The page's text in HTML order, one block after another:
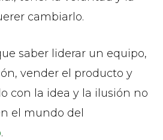
cambiarlo.
saber liderar un equipo,
vender el producto y
con la idea y la ilusión no
el mundo del
.